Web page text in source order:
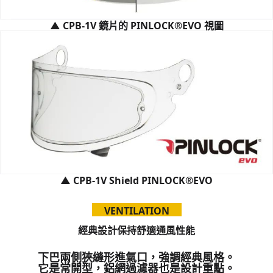
▲ CPB-1V 鏡片的 PINLOCK®EVO 視圖
▲ CPB-1V Shield PINLOCK®EVO
VENTILATION
經典設計保持舒適通風性能
下巴兩側狹縫形進氣口，強調經典風格。
它是常開型，鋁網過濾器也是設計重點。